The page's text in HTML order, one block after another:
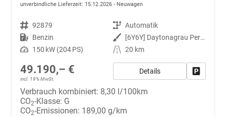
unverbindliche Lieferzeit: 15.12.2026 Neuwagen
Fahrzeugnr. 92879 Getriebe Automatik
Kraftstoff Benzin Außenfarbe
[6Y6Y] Daytonagrau Perleffekt
Leistung 150 kW (204 PS) Kilometerstand 20 km
49.190,– €
incl. 19% MwSt.
Details
Verbrauch kombiniert: 8,30 l/100km
CO2-Klasse: G
CO2-Emissionen: 189,00 g/km